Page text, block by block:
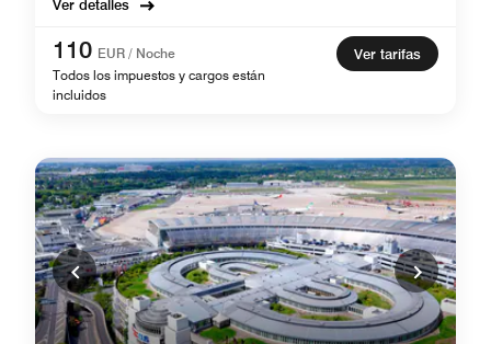
Ver detalles
110 EUR / Noche
Todos los impuestos y cargos están
incluidos
Ver tarifas